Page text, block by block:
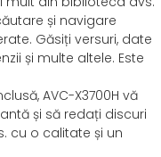
și navigare
Găsiți versuri, date
și multe altele. Este
AVC-X3700H vă
și să redați discuri
cu o calitate și un